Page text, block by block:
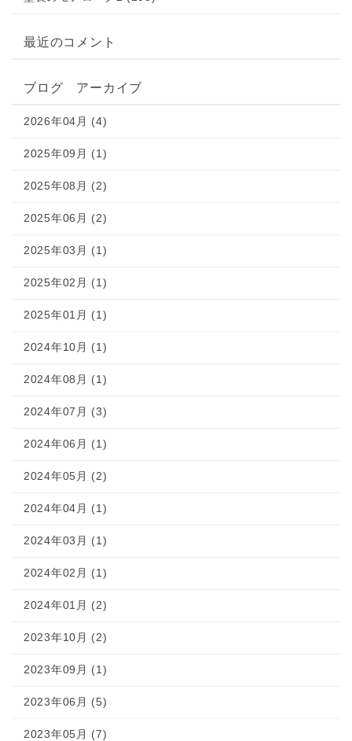
最近のコメント
ブログ アーカイブ
2026年04月 (4)
2025年09月 (1)
2025年08月 (2)
2025年06月 (2)
2025年03月 (1)
2025年02月 (1)
2025年01月 (1)
2024年10月 (1)
2024年08月 (1)
2024年07月 (3)
2024年06月 (1)
2024年05月 (2)
2024年04月 (1)
2024年03月 (1)
2024年02月 (1)
2024年01月 (2)
2023年10月 (2)
2023年09月 (1)
2023年06月 (5)
2023年05月 (7)